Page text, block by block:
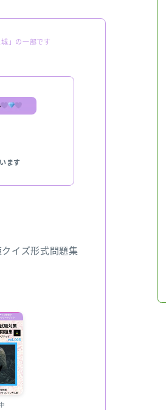
」の一部です
ます
イズ形式問題集